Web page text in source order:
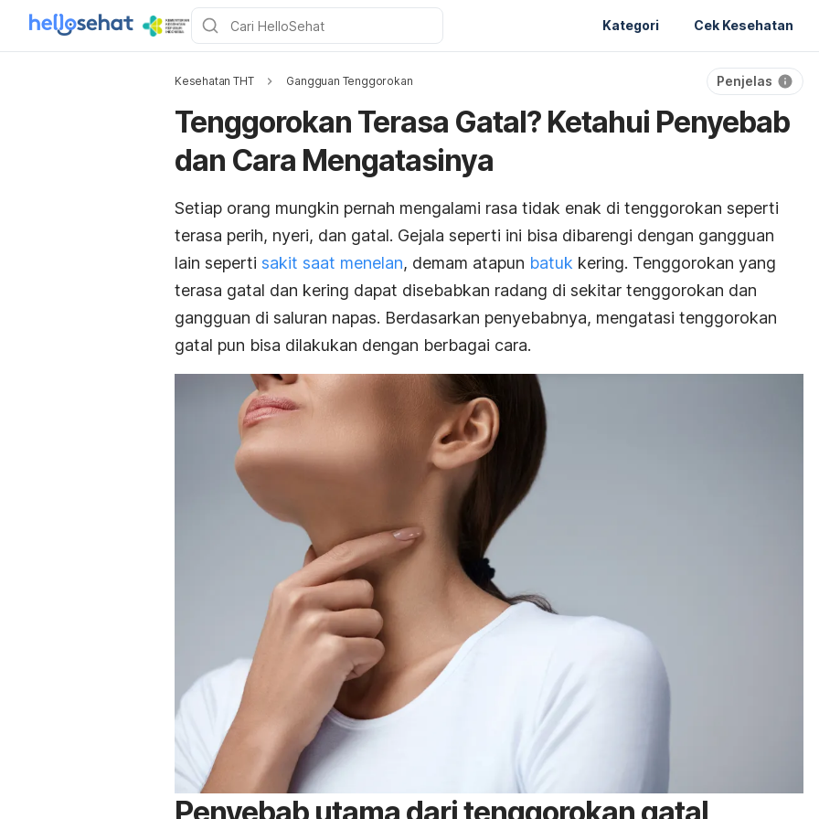
Kategori Cek Kesehatan
Kesehatan THT Gangguan Tenggorokan Penjelas
Tenggorokan Terasa Gatal? Ketahui Penyebab
dan Cara Mengatasinya
Setiap orang mungkin pernah mengalami rasa tidak enak di tenggorokan seperti
terasa perih, nyeri, dan gatal. Gejala seperti ini bisa dibarengi dengan gangguan
lain seperti sakit saat menelan, demam atapun batuk kering. Tenggorokan yang
terasa gatal dan kering dapat disebabkan radang di sekitar tenggorokan dan
gangguan di saluran napas. Berdasarkan penyebabnya, mengatasi tenggorokan
gatal pun bisa dilakukan dengan berbagai cara.